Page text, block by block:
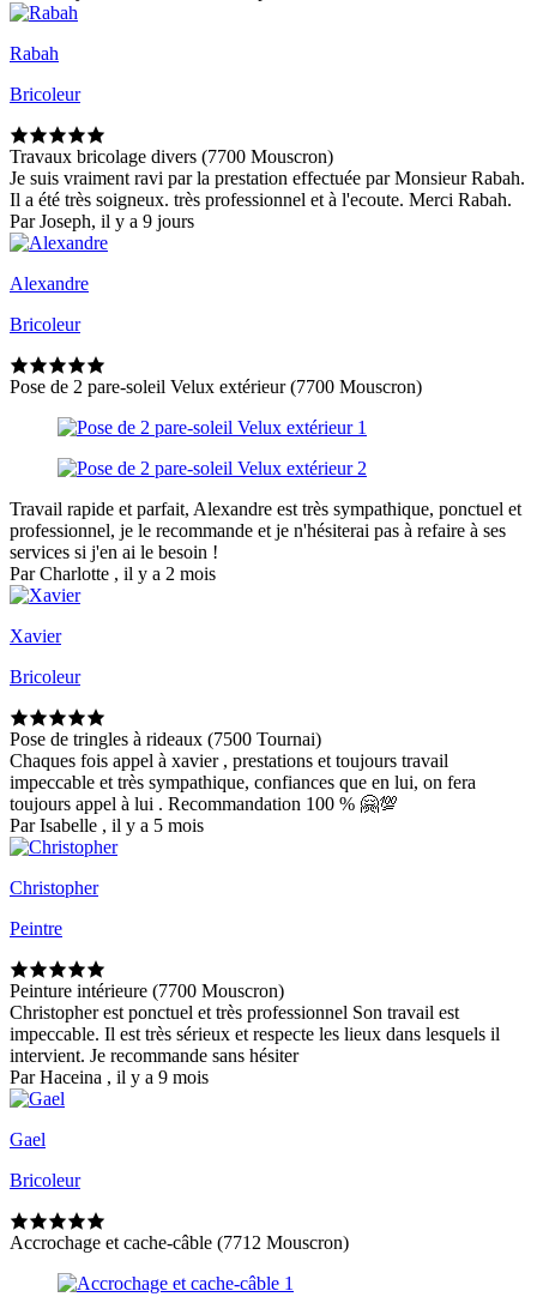
Rabah
Bricoleur
Travaux bricolage divers (7700 Mouscron)
Je suis vraiment ravi par la prestation effectuée par Monsieur Rabah.
Il a été très soigneux. très professionnel et à l'ecoute. Merci Rabah.
Par Joseph, il y a 9 jours
Alexandre
Bricoleur
Pose de 2 pare-soleil Velux extérieur (7700 Mouscron)
Travail rapide et parfait, Alexandre est très sympathique, ponctuel et
professionnel, je le recommande et je n'hésiterai pas à refaire à ses
services si j'en ai le besoin !
Par Charlotte , il y a 2 mois
Xavier
Bricoleur
Pose de tringles à rideaux (7500 Tournai)
Chaques fois appel à xavier , prestations et toujours travail
impeccable et très sympathique, confiances que en lui, on fera
toujours appel à lui . Recommandation 100 % 🤗💯
Par Isabelle , il y a 5 mois
Christopher
Peintre
Peinture intérieure (7700 Mouscron)
Christopher est ponctuel et très professionnel Son travail est
impeccable. Il est très sérieux et respecte les lieux dans lesquels il
intervient. Je recommande sans hésiter
Par Haceina , il y a 9 mois
Gael
Bricoleur
Accrochage et cache-câble (7712 Mouscron)